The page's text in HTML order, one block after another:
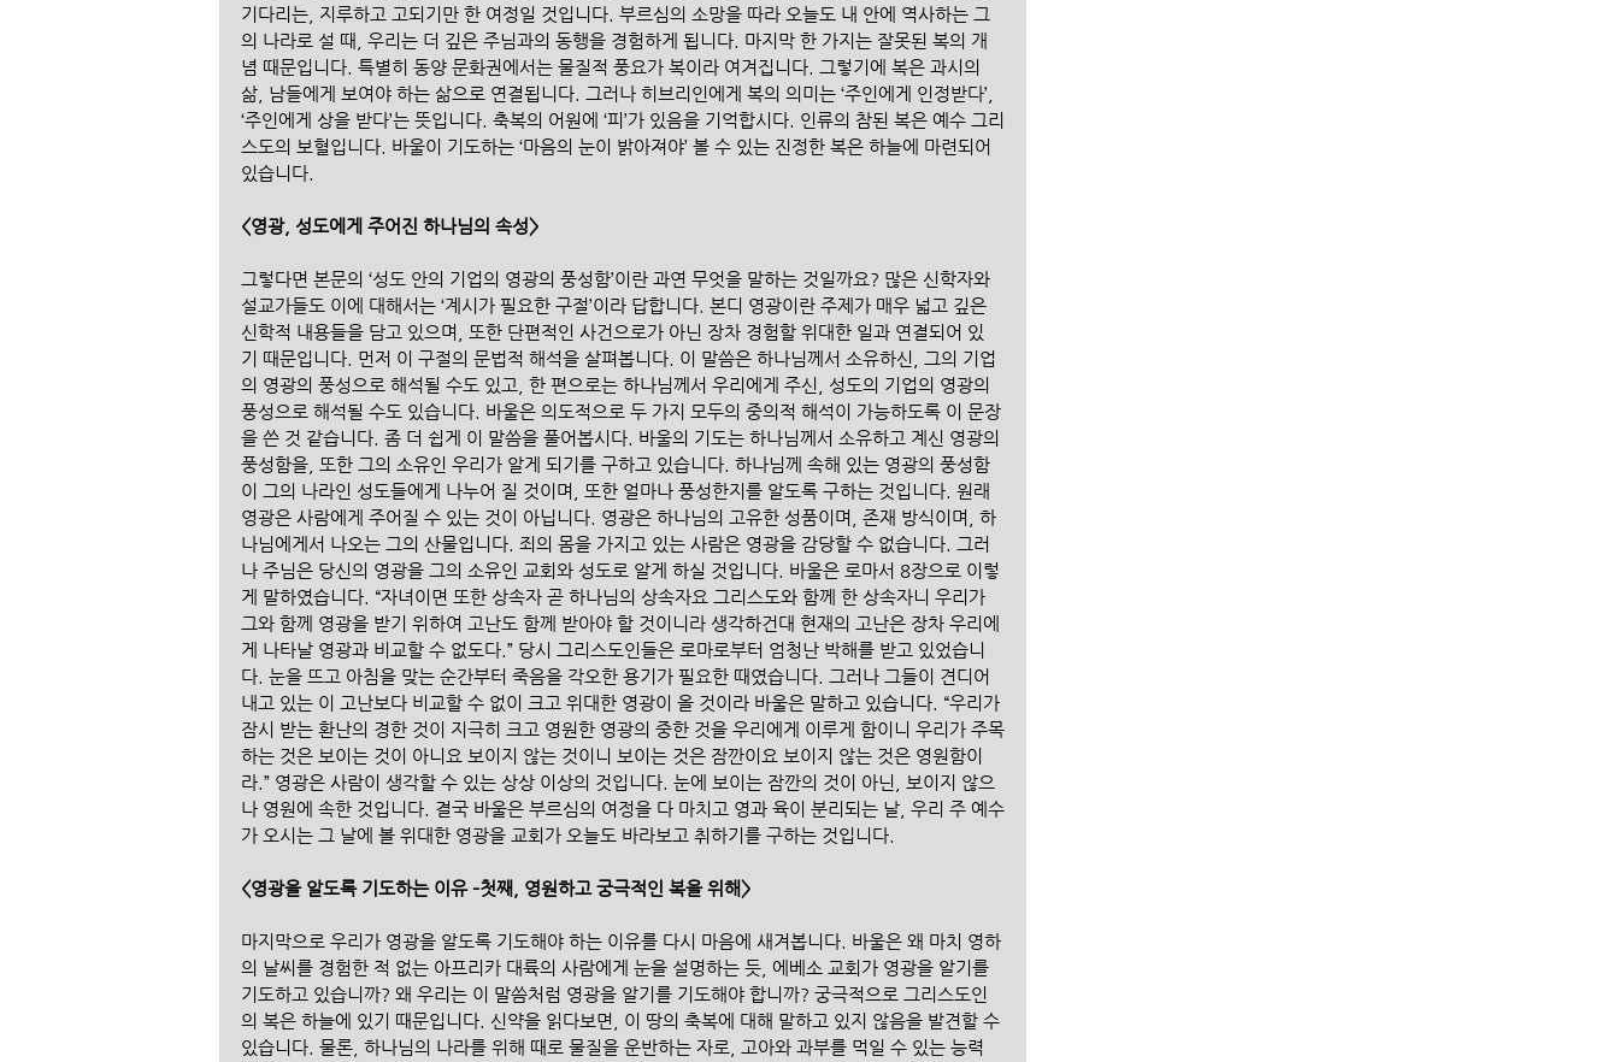
기다리는, 지루하고 고되기만 한 여정일 것입니다. 부르심의 소망을 따라 오늘도 내 안에 역사하는 그
의 나라로 설 때, 우리는 더 깊은 주님과의 동행을 경험하게 됩니다. 마지막 한 가지는 잘못된 복의 개
념 때문입니다. 특별히 동양 문화권에서는 물질적 풍요가 복이라 여겨집니다. 그렇기에 복은 과시의
삶, 남들에게 보여야 하는 삶으로 연결됩니다. 그러나 히브리인에게 복의 의미는 ‘주인에게 인정받다’,
‘주인에게 상을 받다’는 뜻입니다. 축복의 어원에 ‘피’가 있음을 기억합시다. 인류의 참된 복은 예수 그리
스도의 보혈입니다. 바울이 기도하는 ‘마음의 눈이 밝아져야’ 볼 수 있는 진정한 복은 하늘에 마련되어
있습니다.
<영광, 성도에게 주어진 하나님의 속성>
그렇다면 본문의 ‘성도 안의 기업의 영광의 풍성함’이란 과연 무엇을 말하는 것일까요? 많은 신학자와
설교가들도 이에 대해서는 ‘계시가 필요한 구절’이라 답합니다. 본디 영광이란 주제가 매우 넓고 깊은
신학적 내용들을 담고 있으며, 또한 단편적인 사건으로가 아닌 장차 경험할 위대한 일과 연결되어 있
기 때문입니다. 먼저 이 구절의 문법적 해석을 살펴봅니다. 이 말씀은 하나님께서 소유하신, 그의 기업
의 영광의 풍성으로 해석될 수도 있고, 한 편으로는 하나님께서 우리에게 주신, 성도의 기업의 영광의
풍성으로 해석될 수도 있습니다. 바울은 의도적으로 두 가지 모두의 중의적 해석이 가능하도록 이 문장
을 쓴 것 같습니다. 좀 더 쉽게 이 말씀을 풀어봅시다. 바울의 기도는 하나님께서 소유하고 계신 영광의
풍성함을, 또한 그의 소유인 우리가 알게 되기를 구하고 있습니다. 하나님께 속해 있는 영광의 풍성함
이 그의 나라인 성도들에게 나누어 질 것이며, 또한 얼마나 풍성한지를 알도록 구하는 것입니다. 원래
영광은 사람에게 주어질 수 있는 것이 아닙니다. 영광은 하나님의 고유한 성품이며, 존재 방식이며, 하
나님에게서 나오는 그의 산물입니다. 죄의 몸을 가지고 있는 사람은 영광을 감당할 수 없습니다. 그러
나 주님은 당신의 영광을 그의 소유인 교회와 성도로 알게 하실 것입니다. 바울은 로마서 8장으로 이렇
게 말하였습니다. “자녀이면 또한 상속자 곧 하나님의 상속자요 그리스도와 함께 한 상속자니 우리가
그와 함께 영광을 받기 위하여 고난도 함께 받아야 할 것이니라 생각하건대 현재의 고난은 장차 우리에
게 나타날 영광과 비교할 수 없도다.” 당시 그리스도인들은 로마로부터 엄청난 박해를 받고 있었습니
다. 눈을 뜨고 아침을 맞는 순간부터 죽음을 각오한 용기가 필요한 때였습니다. 그러나 그들이 견디어
내고 있는 이 고난보다 비교할 수 없이 크고 위대한 영광이 올 것이라 바울은 말하고 있습니다. “우리가
잠시 받는 환난의 경한 것이 지극히 크고 영원한 영광의 중한 것을 우리에게 이루게 함이니 우리가 주목
하는 것은 보이는 것이 아니요 보이지 않는 것이니 보이는 것은 잠깐이요 보이지 않는 것은 영원함이
라.” 영광은 사람이 생각할 수 있는 상상 이상의 것입니다. 눈에 보이는 잠깐의 것이 아닌, 보이지 않으
나 영원에 속한 것입니다. 결국 바울은 부르심의 여정을 다 마치고 영과 육이 분리되는 날, 우리 주 예수
가 오시는 그 날에 볼 위대한 영광을 교회가 오늘도 바라보고 취하기를 구하는 것입니다.
<영광을 알도록 기도하는 이유 –첫째, 영원하고 궁극적인 복을 위해>
마지막으로 우리가 영광을 알도록 기도해야 하는 이유를 다시 마음에 새겨봅니다. 바울은 왜 마치 영하
의 날씨를 경험한 적 없는 아프리카 대륙의 사람에게 눈을 설명하는 듯, 에베소 교회가 영광을 알기를
기도하고 있습니까? 왜 우리는 이 말씀처럼 영광을 알기를 기도해야 합니까? 궁극적으로 그리스도인
의 복은 하늘에 있기 때문입니다. 신약을 읽다보면, 이 땅의 축복에 대해 말하고 있지 않음을 발견할 수
있습니다. 물론, 하나님의 나라를 위해 때로 물질을 운반하는 자로, 고아와 과부를 먹일 수 있는 능력